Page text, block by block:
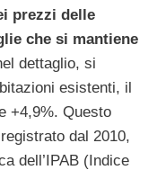
prezzi delle
che si mantiene
dettaglio, si
esistenti, il
+4,9%. Questo
dal 2010,
dell’IPAB (Indice